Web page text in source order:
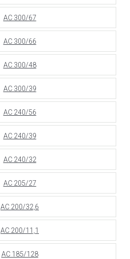
АС 300/67
АС 300/66
АС 300/48
АС 300/39
АС 240/56
АС 240/39
АС 240/32
АС 205/27
АС 200/32,6
АС 200/11,1
АС 185/128